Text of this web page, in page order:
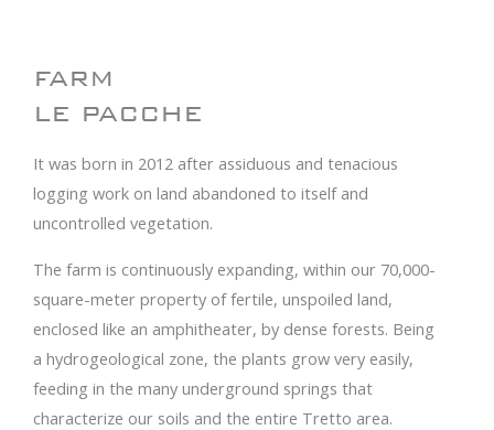
FARM
LE PACCHE
It was born in 2012 after assiduous and tenacious
logging work on land abandoned to itself and
uncontrolled vegetation.
The farm is continuously expanding, within our 70,000-
square-meter property of fertile, unspoiled land,
enclosed like an amphitheater, by dense forests. Being
a hydrogeological zone, the plants grow very easily,
feeding in the many underground springs that
characterize our soils and the entire Tretto area.